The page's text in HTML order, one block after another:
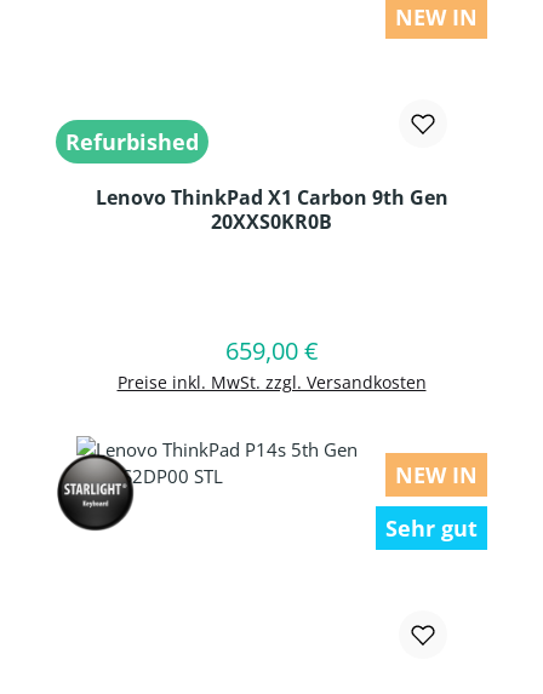
NEW IN
Refurbished
Lenovo ThinkPad X1 Carbon 9th Gen
20XXS0KR0B
Regulärer Preis:
659,00 €
Preise inkl. MwSt. zzgl. Versandkosten
In den Warenkorb
NEW IN
Sehr gut